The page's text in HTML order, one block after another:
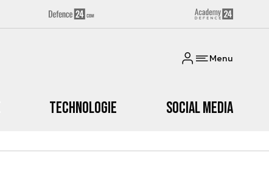
Menu
Technologie Social media